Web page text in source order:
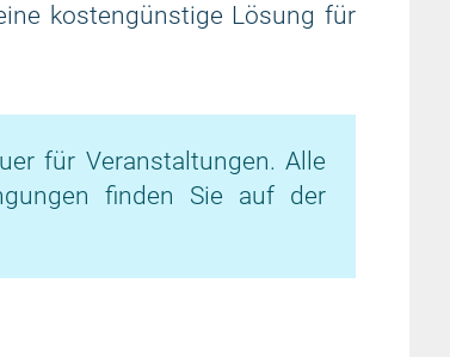
kostengünstige Lösung für
für Veranstaltungen. Alle
finden Sie auf der